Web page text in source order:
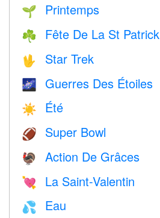
🌱 Printemps
☘️ Fête De La St Patrick
🖖 Star Trek
🌌 Guerres Des Étoiles
☀️ Été
🏈 Super Bowl
🦃 Action De Grâces
💘 La Saint-Valentin
💦 Eau